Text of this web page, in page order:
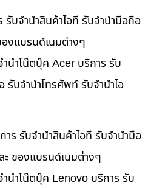
บจำนำสินค้าไอที รับจำนำมือถือ
งแบรนด์เนมต่างๆ
นำโน๊ตบุ๊ค Acer บริการ รับ
รับจำนำโทรศัพท์ รับจำนำไอ
ร รับจำนำสินค้าไอที รับจำนำมือ
ของแบรนด์เนมต่างๆ
นำโน๊ตบุ๊ค Lenovo บริการ รับ